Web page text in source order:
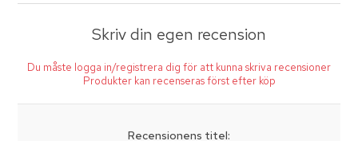
Skriv din egen recension
Du måste logga in/registrera dig för att kunna skriva recensioner
Produkter kan recenseras först efter köp
Recensionens titel: